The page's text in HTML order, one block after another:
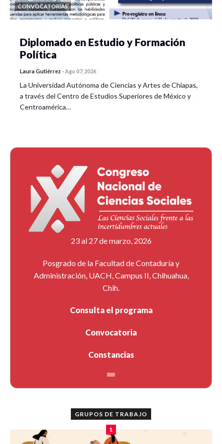
CONVOCATORIAS
Diplomado en Estudio y Formación
Política
Laura Gutiérrez -Ago 07, 2026
La Universidad Autónoma de Ciencias y Artes de Chiapas,
a través del Centro de Estudios Superiores de México y
Centroamérica…
23 al 27 de marzo, 2026
Posgrado de la Facultad de Contaduría y
Administración, UACH, Campus II, Chihuahua,
Chih.
Consulta el programa
Convocatoria
Constancias
GRUPOS DE TRABAJO
1